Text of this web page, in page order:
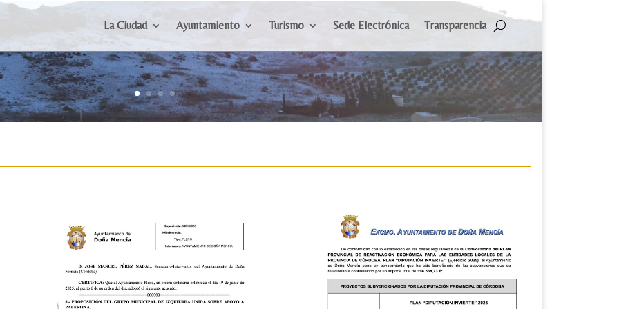
La Ciudad Ayuntamiento Turismo Sede Electrónica Transparencia